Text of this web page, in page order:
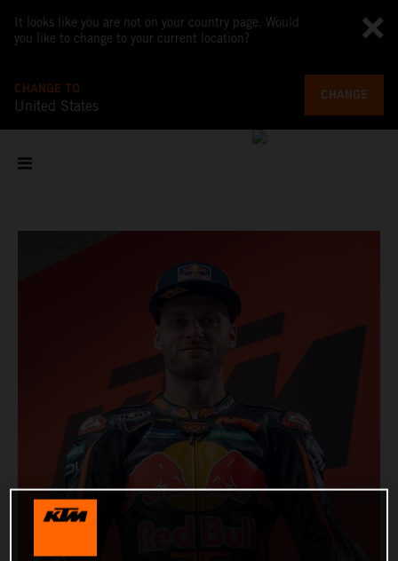
It looks like you are not on your country page. Would
you like to change to your current location?
CHANGE TO
United States
CHANGE